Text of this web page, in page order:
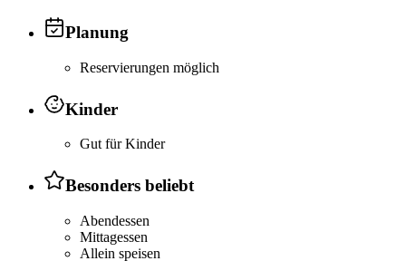
Planung
Reservierungen möglich
Kinder
Gut für Kinder
Besonders beliebt
Abendessen
Mittagessen
Allein speisen